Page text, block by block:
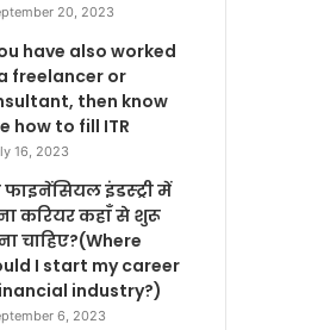
20, 2023
have also worked
freelancer or
then know
how to fill ITR
16, 2023
इंडस्ट्री में
करियर कहाँ से शुरू
चाहिए?(Where
I start my career
industry?)
6, 2023